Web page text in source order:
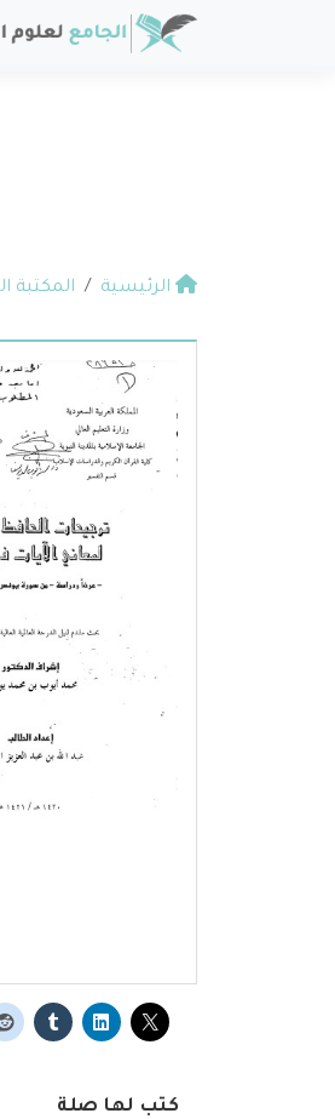
الرئيسية المكتبة
كتب لها صلة